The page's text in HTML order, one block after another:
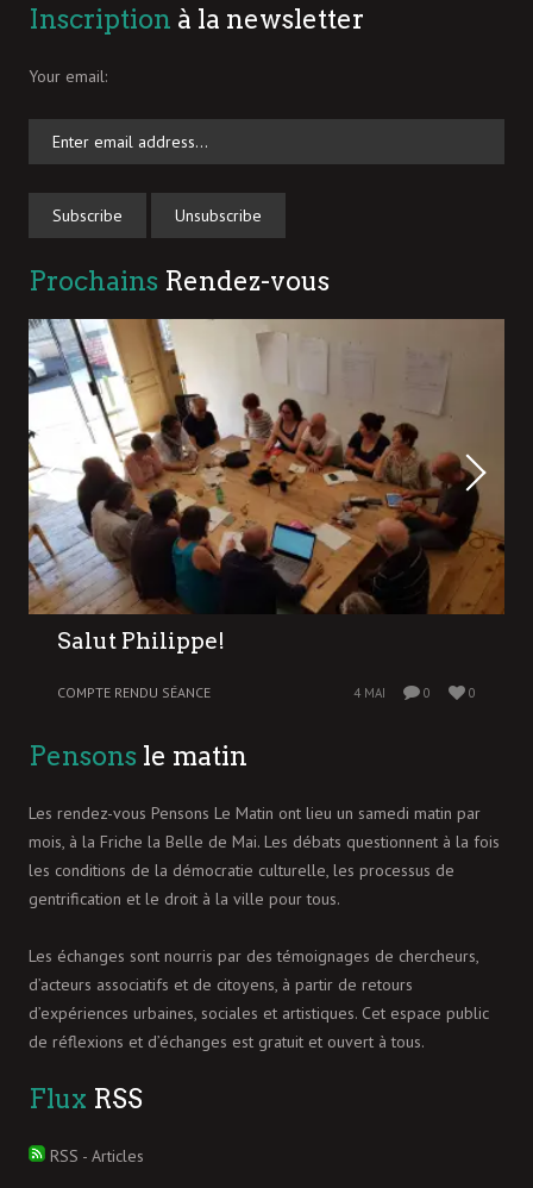
Inscription à la newsletter
Your email:
Prochains Rendez-vous
Salut Philippe!
COMPTE RENDU SÉANCE 4 MAI 0 0
Pensons le matin
Les rendez-vous Pensons Le Matin ont lieu un samedi matin par
mois, à la Friche la Belle de Mai. Les débats questionnent à la fois
les conditions de la démocratie culturelle, les processus de
gentrification et le droit à la ville pour tous.
Les échanges sont nourris par des témoignages de chercheurs,
d’acteurs associatifs et de citoyens, à partir de retours
d’expériences urbaines, sociales et artistiques. Cet espace public
de réflexions et d’échanges est gratuit et ouvert à tous.
Flux RSS
RSS - Articles